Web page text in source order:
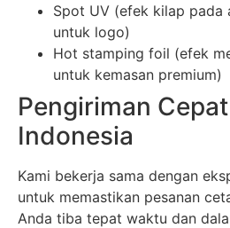
Spot UV (efek kilap pada
untuk logo)
Hot stamping foil (efek
untuk kemasan premium)
Pengiriman
Indonesia
Kami bekerja sama dengan
untuk memastikan pesanan
Anda tiba tepat waktu dan